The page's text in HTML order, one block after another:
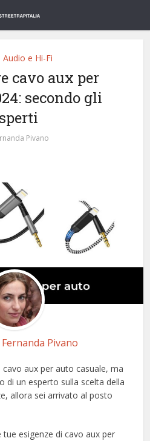
Audio e Hi-Fi
cavo aux per
secondo gli
Pivano
Fernanda Pivano
aux per auto casuale, ma
di un esperto sulla scelta della
allora sei arrivato al posto
esigenze di cavo aux per